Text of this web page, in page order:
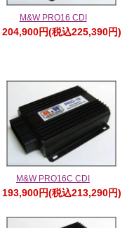
M&W PRO16 CDI
204,900円(税込225,390円)
M&W PRO16C CDI
193,900円(税込213,290円)